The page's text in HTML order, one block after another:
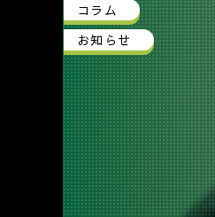
コラム
お知らせ